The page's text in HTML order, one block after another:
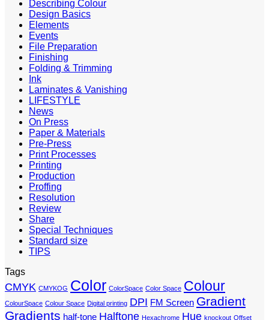
Describing Colour
Design Basics
Elements
Events
File Preparation
Finishing
Folding & Trimming
Ink
Laminates & Vanishing
LIFESTYLE
News
On Press
Paper & Materials
Pre-Press
Print Processes
Printing
Production
Proffing
Resolution
Review
Share
Special Techniques
Standard size
TIPS
Tags
CMYK CMYKOG Color ColorSpace Color Space Colour
ColourSpace Colour Space Digital printing DPI FM Screen Gradient
Gradients half-tone Halftone Hexachrome Hue knockout Offset